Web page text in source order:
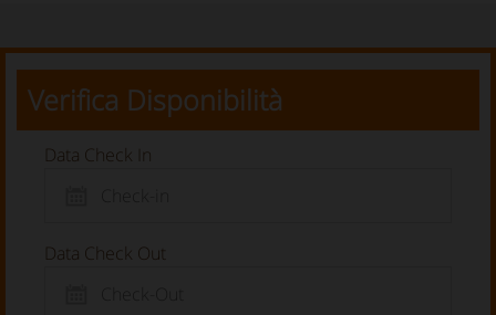
Verifica Disponibilità
Data Check In
Data Check Out